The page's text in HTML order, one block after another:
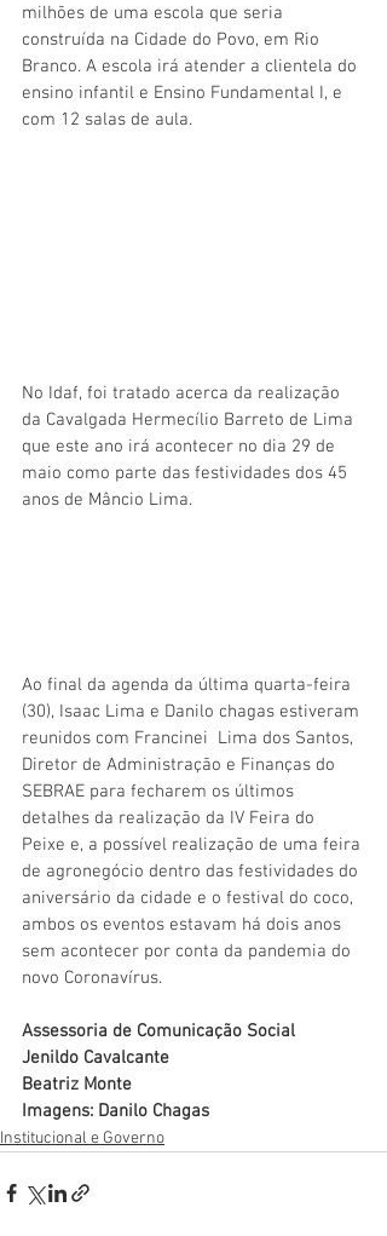
milhões de uma escola que seria
construída na Cidade do Povo, em Rio
Branco. A escola irá atender a clientela do
ensino infantil e Ensino Fundamental I, e
com 12 salas de aula.
No Idaf, foi tratado acerca da realização
da Cavalgada Hermecílio Barreto de Lima
que este ano irá acontecer no dia 29 de
maio como parte das festividades dos 45
anos de Mâncio Lima.
Ao final da agenda da última quarta-feira
(30), Isaac Lima e Danilo chagas estiveram
reunidos com Francinei  Lima dos Santos,
Diretor de Administração e Finanças do
SEBRAE para fecharem os últimos
detalhes da realização da IV Feira do
Peixe e, a possível realização de uma feira
de agronegócio dentro das festividades do
aniversário da cidade e o festival do coco,
ambos os eventos estavam há dois anos
sem acontecer por conta da pandemia do
novo Coronavírus.
Assessoria de Comunicação Social
Jenildo Cavalcante
Beatriz Monte
Imagens: Danilo Chagas
Institucional e Governo